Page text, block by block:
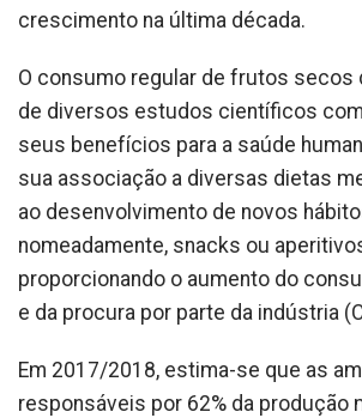
crescimento na última década.
O consumo regular de frutos secos
de diversos estudos científicos
seus benefícios para a saúde
sua associação a diversas dietas
ao desenvolvimento de novos
nomeadamente, snacks ou
proporcionando o aumento do
e da procura por parte da indústria
Em 2017/2018, estima-se que as
responsáveis por 62% da produção